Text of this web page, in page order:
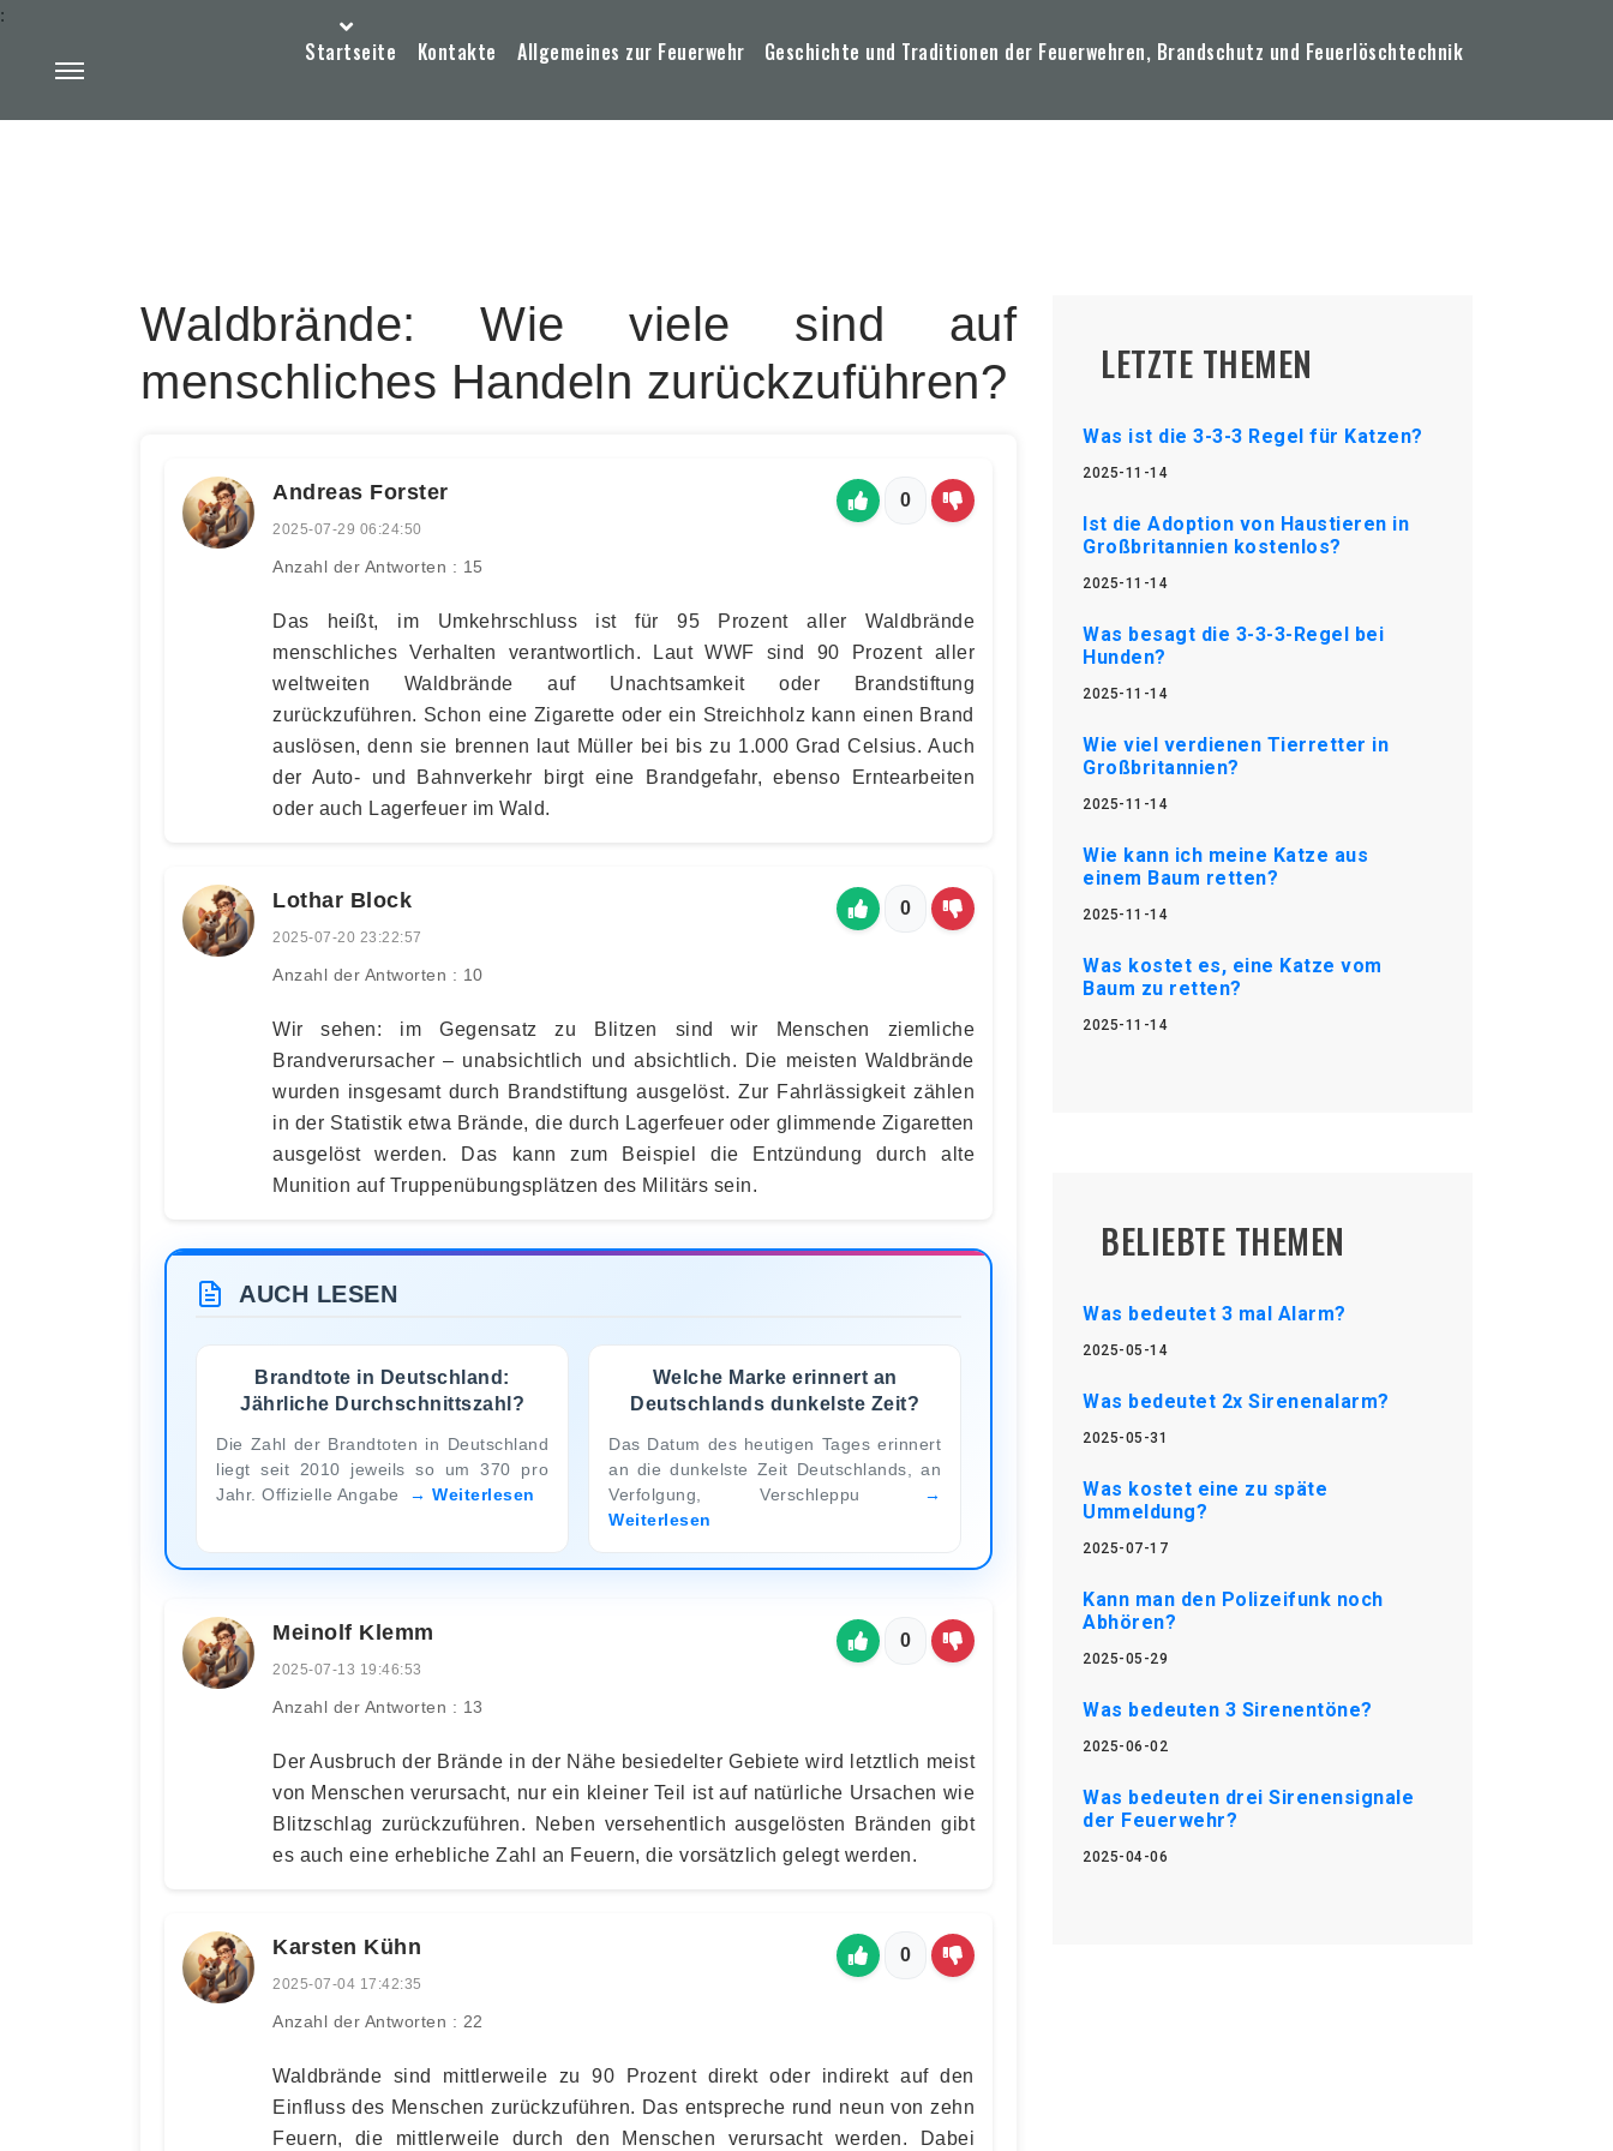
Startseite Kontakte Allgemeines zur Feuerwehr Geschichte und Traditionen der Feuerwehren, Brandschutz und Feuerlöschtechnik
:
Waldbrände: Wie viele sind auf
menschliches Handeln zurückzuführen?
Andreas Forster
2025-07-29 06:24:50
Anzahl der Antworten : 15
0
Das heißt, im Umkehrschluss ist für 95 Prozent aller Waldbrände
menschliches Verhalten verantwortlich. Laut WWF sind 90 Prozent aller
weltweiten Waldbrände auf Unachtsamkeit oder Brandstiftung
zurückzuführen. Schon eine Zigarette oder ein Streichholz kann einen Brand
auslösen, denn sie brennen laut Müller bei bis zu 1.000 Grad Celsius. Auch
der Auto- und Bahnverkehr birgt eine Brandgefahr, ebenso Erntearbeiten
oder auch Lagerfeuer im Wald.
Lothar Block
2025-07-20 23:22:57
Anzahl der Antworten : 10
0
Wir sehen: im Gegensatz zu Blitzen sind wir Menschen ziemliche
Brandverursacher – unabsichtlich und absichtlich. Die meisten Waldbrände
wurden insgesamt durch Brandstiftung ausgelöst. Zur Fahrlässigkeit zählen
in der Statistik etwa Brände, die durch Lagerfeuer oder glimmende Zigaretten
ausgelöst werden. Das kann zum Beispiel die Entzündung durch alte
Munition auf Truppenübungsplätzen des Militärs sein.
AUCH LESEN
Brandtote in Deutschland:
Jährliche Durchschnittszahl?
Die Zahl der Brandtoten in Deutschland
liegt seit 2010 jeweils so um 370 pro
Jahr. Offizielle Angabe
Weiterlesen
Welche Marke erinnert an
Deutschlands dunkelste Zeit?
Das Datum des heutigen Tages erinnert
an die dunkelste Zeit Deutschlands, an
Verfolgung, Verschleppu
Weiterlesen
Meinolf Klemm
2025-07-13 19:46:53
Anzahl der Antworten : 13
0
Der Ausbruch der Brände in der Nähe besiedelter Gebiete wird letztlich meist
von Menschen verursacht, nur ein kleiner Teil ist auf natürliche Ursachen wie
Blitzschlag zurückzuführen. Neben versehentlich ausgelösten Bränden gibt
es auch eine erhebliche Zahl an Feuern, die vorsätzlich gelegt werden.
Karsten Kühn
2025-07-04 17:42:35
Anzahl der Antworten : 22
0
Waldbrände sind mittlerweile zu 90 Prozent direkt oder indirekt auf den
Einfluss des Menschen zurückzuführen. Das entspreche rund neun von zehn
Feuern, die mittlerweile durch den Menschen verursacht werden. Dabei
LETZTE THEMEN
Was ist die 3-3-3 Regel für Katzen?
2025-11-14
Ist die Adoption von Haustieren in
Großbritannien kostenlos?
2025-11-14
Was besagt die 3-3-3-Regel bei
Hunden?
2025-11-14
Wie viel verdienen Tierretter in
Großbritannien?
2025-11-14
Wie kann ich meine Katze aus
einem Baum retten?
2025-11-14
Was kostet es, eine Katze vom
Baum zu retten?
2025-11-14
BELIEBTE THEMEN
Was bedeutet 3 mal Alarm?
2025-05-14
Was bedeutet 2x Sirenenalarm?
2025-05-31
Was kostet eine zu späte
Ummeldung?
2025-07-17
Kann man den Polizeifunk noch
Abhören?
2025-05-29
Was bedeuten 3 Sirenentöne?
2025-06-02
Was bedeuten drei Sirenensignale
der Feuerwehr?
2025-04-06